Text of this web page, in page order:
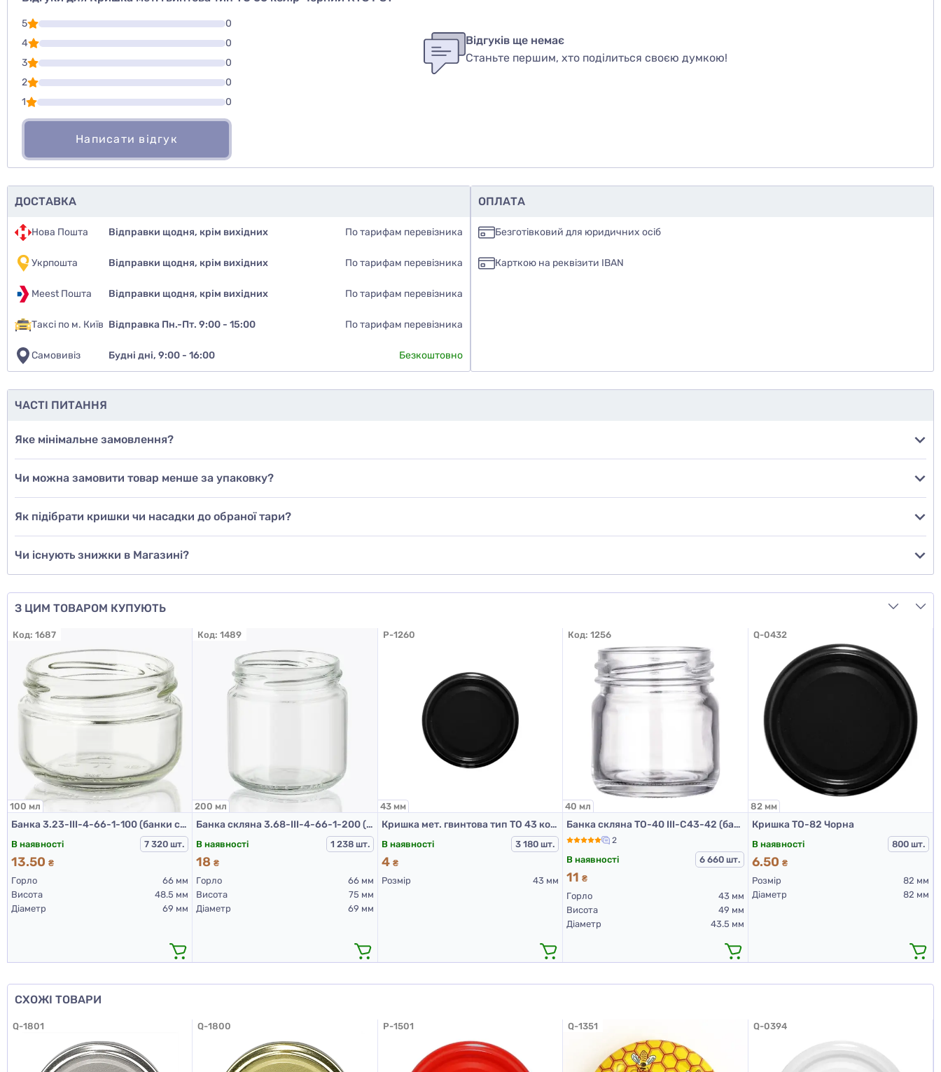
5
0
4
0
3
0
2
0
1
0
Написати відгук
Чи рекомендуєте ви цей товар
так
Відгуків ще немає
Станьте першим, хто поділиться своєю думкою!
ДОСТАВКА
Нова Пошта Відправки щодня, крім вихідних По тарифам перевізника
Укрпошта Відправки щодня, крім вихідних По тарифам перевізника
Meest Пошта Відправки щодня, крім вихідних По тарифам перевізника
Таксі по м. Київ Відправка Пн.-Пт. 9:00 - 15:00 По тарифам перевізника
Самовивіз Будні дні, 9:00 - 16:00 Безкоштовно
ОПЛАТА
Безготівковий для юридичних осіб
Карткою на реквізити IBAN
ЧАСТІ ПИТАННЯ
Яке мінімальне замовлення?
Чи можна замовити товар менше за упаковку?
Як підібрати кришки чи насадки до обраної тари?
Чи існують знижки в Магазині?
З ЦИМ ТОВАРОМ КУПУЮТЬ
Код: 1687
100 мл
Банка 3.23-III-4-66-1-100 (банки скляні 100 мл)
В наявності 7 320 шт.
13.50 ₴
Горло
66 мм
Висота
48.5 мм
Діаметр
69 мм
Код:1489
200 мл
Банка скляна 3.68-ІІІ-4-66-1-200 (банки скляні 200 мл)
В наявності 1 238 шт.
18₴
Горло
66 мм
Висота
75 мм
Діаметр
69 мм
P-1260
43 мм
Кришка мет. гвинтова тип ТО 43 колір Чорна RTS PST
В наявності 3 180 шт.
4 ₴
Розмір 43 мм
Код:1256
40 мл
Банка скляна ТО-40 III-C43-42 (банки скляні 40 мл)
2
В наявності 6 660 шт.
11₴
Горло
43 мм
Висота
49 мм
Діаметр
43.5 мм
Q-0432
82 мм
Кришка ТО-82 Чорна
В наявності 800 шт.
6.50 ₴
Розмір
82 мм
Діаметр
82 мм
СХОЖІ ТОВАРИ
Q-1801 Q-1800 P-1501 Q-1351 Q-0394